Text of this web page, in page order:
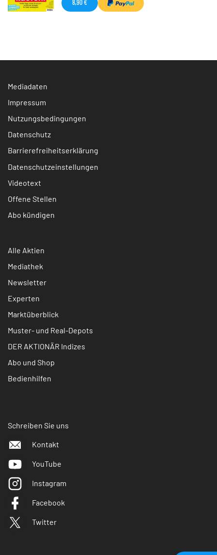
8,90 €
Mediadaten
Impressum
Nutzungsbedingungen
Datenschutz
Barrierefreiheitserklärung
Datenschutzeinstellungen
Videotext
Offene Stellen
Abo kündigen
Alle Aktien
Mediathek
Newsletter
Experten
Marktüberblick
Muster- und Real-Depots
DER AKTIONÄR Indizes
Abo und Shop
Bedienhilfen
Schreiben Sie uns
Kontakt
YouTube
Instagram
Facebook
Twitter